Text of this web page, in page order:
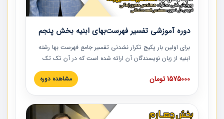
دوره آموزشی تفسیر فهرست‌بهای ابنیه بخش پنجم
برای اولین بار پکیج تکرار نشدنی تفسیر جامع فهرست بها رشته
ابنیه از زبان نویسندگان آن ارائه شده است که در آن تک تک
ردیف ها و مطالب فهرست بها تفسیر و ارائه شده است. این
دوره به صورت کامل تصویری بوده و به همراه تصاویر عملیات
دوره با کلام مهندس علیرضاحسین‌زاده مدیر پروژه مهندسی
مشاور در امر بازنگری فهرست بها رشته ابنیه ارائه شده و به تمام
1575000 تومان مشاهده دوره